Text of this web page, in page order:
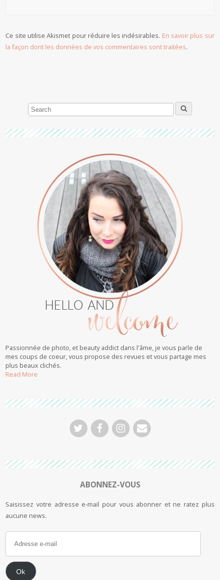
Ce site utilise Akismet pour réduire les indésirables. En savoir plus sur
la façon dont les données de vos commentaires sont traitées.
Passionnée de photo, et beauty addict dans l'âme, je vous parle de
mes coups de coeur, vous propose des revues et vous partage mes
plus beaux clichés.
Read More
ABONNEZ-VOUS
Saisissez votre adresse e-mail pour vous abonner et ne ratez plus
aucune news.
Ok